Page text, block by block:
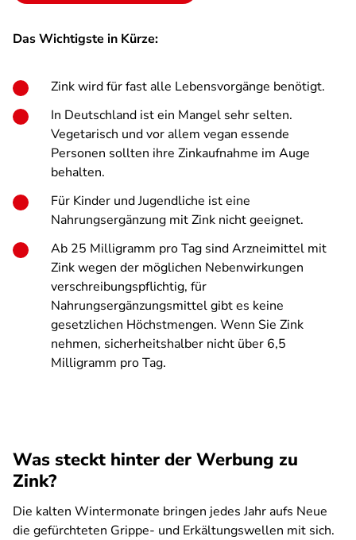
Das Wichtigste in Kürze:
Zink wird für fast alle Lebensvorgänge benötigt.
In Deutschland ist ein Mangel sehr selten.
Vegetarisch und vor allem vegan essende
Personen sollten ihre Zinkaufnahme im Auge
behalten.
Für Kinder und Jugendliche ist eine
Nahrungsergänzung mit Zink nicht geeignet.
Ab 25 Milligramm pro Tag sind Arzneimittel mit
Zink wegen der möglichen Nebenwirkungen
verschreibungspflichtig, für
Nahrungsergänzungsmittel gibt es keine
gesetzlichen Höchstmengen. Wenn Sie Zink
nehmen, sicherheitshalber nicht über 6,5
Milligramm pro Tag.
Was steckt hinter der Werbung zu
Zink?
Die kalten Wintermonate bringen jedes Jahr aufs Neue
die gefürchteten Grippe- und Erkältungswellen mit sich.